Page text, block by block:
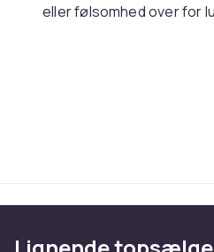
eller følsomhed over for
Pakken indeholder: